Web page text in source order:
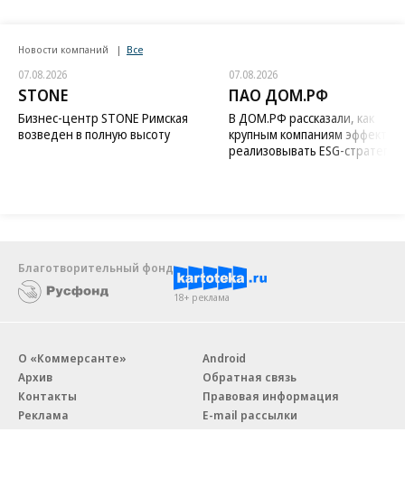
Новости компаний Все
07.08.2026
STONE
Бизнес-центр STONE Римская
возведен в полную высоту
07.08.2026
ПАО ДОМ.РФ
В ДОМ.РФ рассказали, как
крупным компаниям
реализовывать ESG-стратегию
Благотворительный фонд
18+ реклама
О «Коммерсанте»
Архив
Контакты
Реклама
Android
Обратная связь
Правовая информация
E-mail рассылки